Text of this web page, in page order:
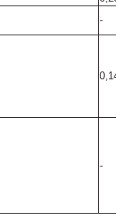
-
-